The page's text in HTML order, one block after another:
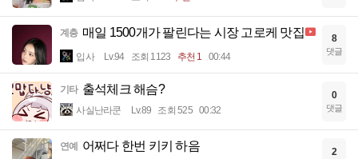
계층 매일 1500개가 팔린다는 시장 고로케 맛집
입사 Lv.94 조회 1123 추천 1 00:44
8
댓글
기타 출석체크 해슴?
사실난라쿤 Lv.89 조회 525 00:32
0
댓글
연예 어쩌다 한번 키키 하음 2